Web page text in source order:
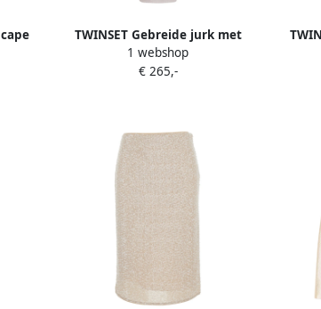
TWINSET Gebreide jurk met
diamant-patroon Beige
1 webshop
€ 265,-